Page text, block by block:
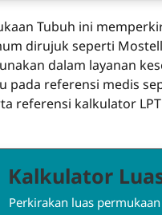
Tubuh ini
dirujuk seperti
dalam layanan
pada referensi medis
referensi kalkulator
Kalkulator
Perkirakan luas